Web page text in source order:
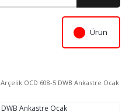
Ürün
Arçelik OCD 608-5 DWB Ankastre Ocak